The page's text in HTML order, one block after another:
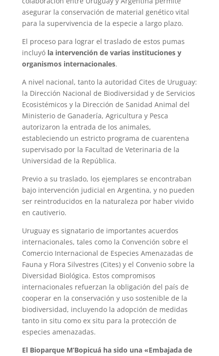
asegurar la conservación de material genético vital
para la supervivencia de la especie a largo plazo.
El proceso para lograr el traslado de estos pumas
incluyó la intervención de varias instituciones y
organismos internacionales.
A nivel nacional, tanto la autoridad Cites de Uruguay:
la Dirección Nacional de Biodiversidad y de Servicios
Ecosistémicos y la Dirección de Sanidad Animal del
Ministerio de Ganadería, Agricultura y Pesca
autorizaron la entrada de los animales,
estableciendo un estricto programa de cuarentena
supervisado por la Facultad de Veterinaria de la
Universidad de la República.
Previo a su traslado, los ejemplares se encontraban
bajo intervención judicial en Argentina, y no pueden
ser reintroducidos en la naturaleza por haber vivido
en cautiverio.
Uruguay es signatario de importantes acuerdos
internacionales, tales como la Convención sobre el
Comercio Internacional de Especies Amenazadas de
Fauna y Flora Silvestres (Cites) y el Convenio sobre la
Diversidad Biológica. Estos compromisos
internacionales refuerzan la obligación del país de
cooperar en la conservación y uso sostenible de la
biodiversidad, incluyendo la adopción de medidas
tanto in situ como ex situ para la protección de
especies amenazadas.
El Bioparque M’Bopicuá ha sido una «Embajada de